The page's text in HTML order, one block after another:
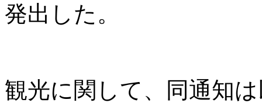
発出した。
観光に関して、同通知